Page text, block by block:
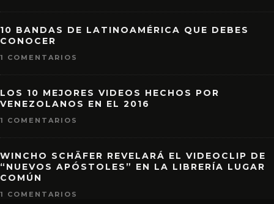
10 BANDAS DE LATINOAMÉRICA QUE DEBES
CONOCER
1 COMENTARIOS
LOS 10 MEJORES VIDEOS HECHOS POR
VENEZOLANOS EN EL 2016
1 COMENTARIOS
WINCHO SCHÄFER REVELARÁ EL VIDEOCLIP DE
“NUEVOS APÓSTOLES” EN LA LIBRERÍA LUGAR
COMÚN
1 COMENTARIOS